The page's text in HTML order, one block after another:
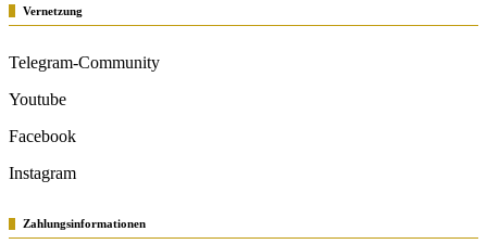
Vernetzung
Telegram-Community
Youtube
Facebook
Instagram
Zahlungsinformationen